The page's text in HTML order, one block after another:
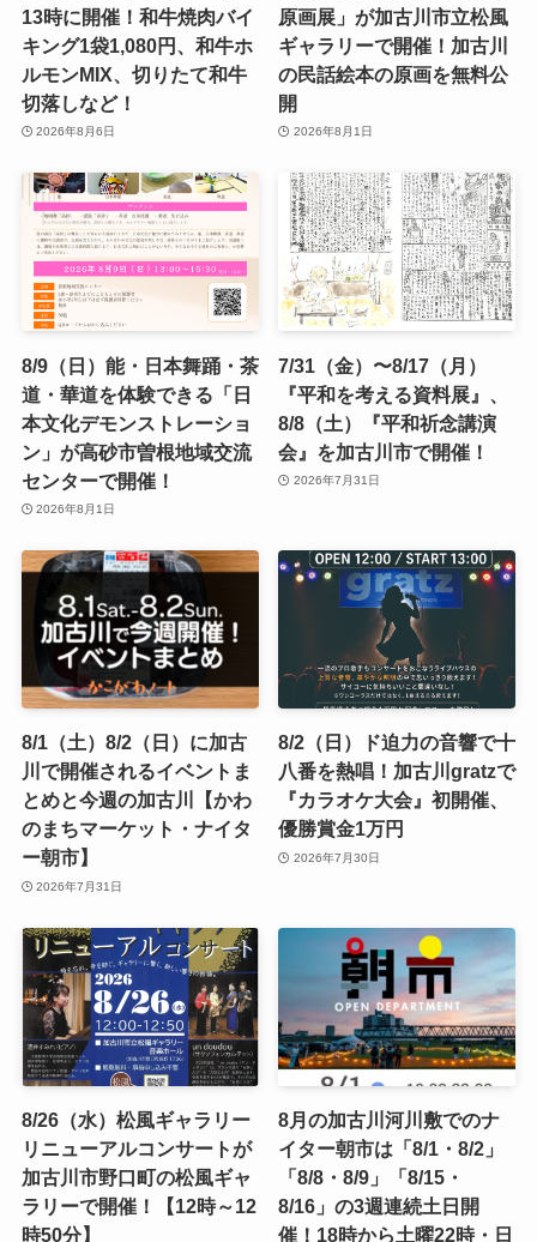
13時に開催！和牛焼肉バイ
キング1袋1,080円、和牛ホ
ルモンMIX、切りたて和牛
切落しなど！
2026年8月6日
原画展」が加古川市立松風
ギャラリーで開催！加古川
の民話絵本の原画を無料公
開
2026年8月1日
8/9（日）能・日本舞踊・茶
道・華道を体験できる「日
本文化デモンストレーショ
ン」が高砂市曽根地域交流
センターで開催！
2026年8月1日
7/31（金）〜8/17（月）
『平和を考える資料展』、
8/8（土）『平和祈念講演
会』を加古川市で開催！
2026年7月31日
8/1（土）8/2（日）に加古
川で開催されるイベントま
とめと今週の加古川【かわ
のまちマーケット・ナイタ
ー朝市】
2026年7月31日
8/2（日）ド迫力の音響で十
八番を熱唱！加古川gratzで
『カラオケ大会』初開催、
優勝賞金1万円
2026年7月30日
8/26（水）松風ギャラリー
リニューアルコンサートが
加古川市野口町の松風ギャ
ラリーで開催！【12時～12
時50分】
8月の加古川河川敷でのナ
イター朝市は「8/1・8/2」
「8/8・8/9」「8/15・
8/16」の3週連続土日開
催！18時から土曜22時・日